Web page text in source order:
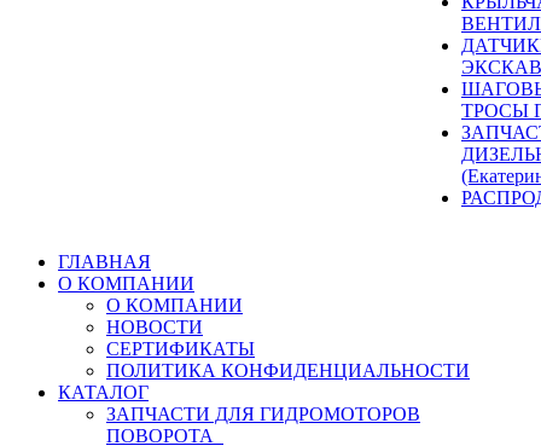
ТРОСЫ
ГЛАВНАЯ
О КОМПАНИИ
О КОМПАНИИ
НОВОСТИ
СЕРТИФИКАТЫ
ПОЛИТИКА КОНФИДЕНЦИАЛЬНОСТИ
КАТАЛОГ
ЗАПЧАСТИ ДЛЯ ГИДРОМОТОРОВ
ПОВОРОТА